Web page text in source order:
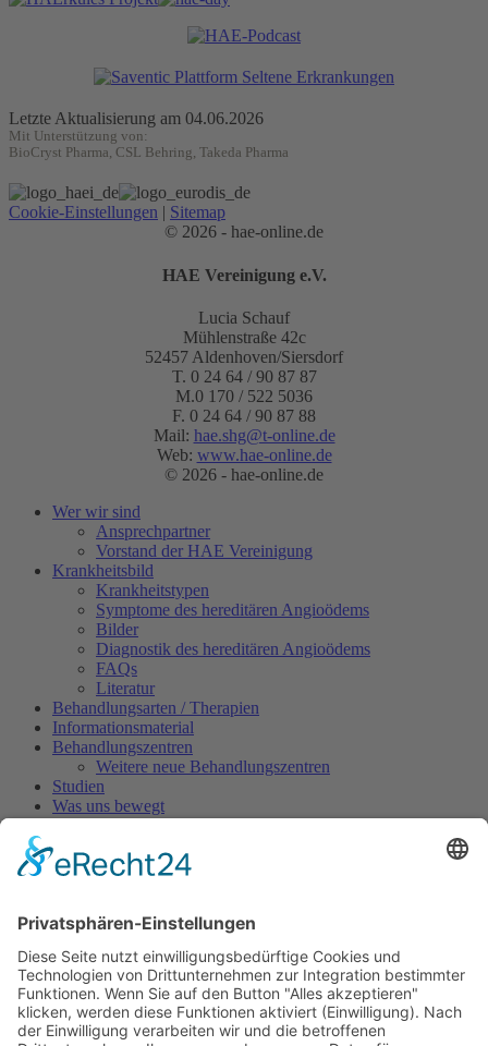
Letzte Aktualisierung am 04.06.2026
Mit Unterstützung von:
BioCryst Pharma, CSL Behring, Takeda Pharma
Cookie-Einstellungen | Sitemap
© 2026 - hae-online.de
HAE Vereinigung e.V.
Lucia Schauf
Mühlenstraße 42c
52457 Aldenhoven/Siersdorf
T. 0 24 64 / 90 87 87
M.0 170 / 522 5036
F. 0 24 64 / 90 87 88
Mail: hae.shg@t-online.de
Web: www.hae-online.de
© 2026 - hae-online.de
Wer wir sind
Ansprechpartner
Vorstand der HAE Vereinigung
Krankheitsbild
Krankheitstypen
Symptome des hereditären Angioödems
Bilder
Diagnostik des hereditären Angioödems
FAQs
Literatur
Behandlungsarten / Therapien
Informationsmaterial
Behandlungszentren
Weitere neue Behandlungszentren
Studien
Was uns bewegt
Aktuelles
Pressespiegel
Infos zu Medikamenten
Neue Medikamente gegen HAE
Forschungsprojekt Angioödem
TV-Beiträge
Experten-Interviews
Stand der HAE - Behandlung in Europa